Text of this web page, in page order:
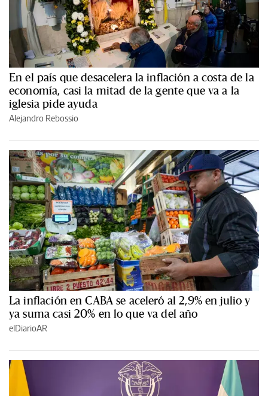
En el país que desacelera la inflación a costa de la
economía, casi la mitad de la gente que va a la
iglesia pide ayuda
Alejandro Rebossio
La inflación en CABA se aceleró al 2,9% en julio y
ya suma casi 20% en lo que va del año
elDiarioAR